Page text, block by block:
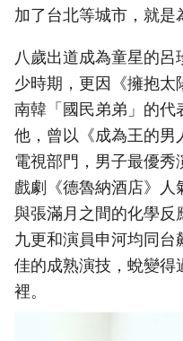
加了台北等城市，就是
八歲出道成為童星的
少時期，更因《擁抱太
南韓「國民弟弟」的代
他，曾以《成為王的男
電視部門，男子最優秀
戲劇《德魯納酒店》人
與張滿月之間的化學反
九更和演員申河均同台
佳的成熟演技，蛻變得
裡。